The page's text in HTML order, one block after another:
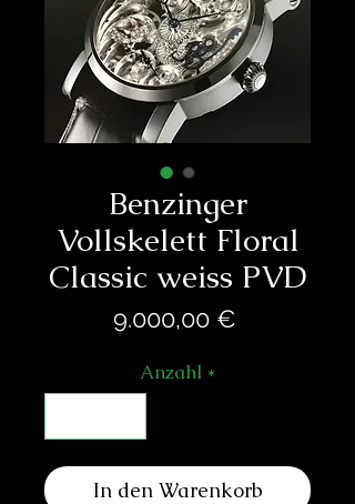
Benzinger
Vollskelett Floral
Classic weiss PVD
9.000,00 €
Anzahl *
In den Warenkorb